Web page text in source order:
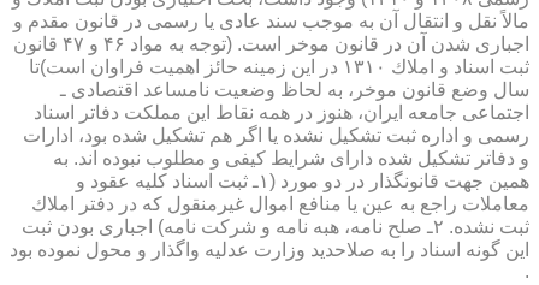
مالاً نقل و انتقال آن به موجب سند عادی یا رسمی در قانون مقدم و
اجباری شدن آن در قانون موخر است. (توجه به مواد ۴۶ و ۴۷ قانون
ثبت اسناد و املاك ۱۳۱۰ در این زمینه حائز اهمیت فراوان است)تا
سال وضع قانون موخر، به لحاظ وضعیت نامساعد اقتصادی ـ
اجتماعی جامعه ایران، هنوز در همه نقاط این مملكت دفاتر اسناد
رسمی و اداره ثبت تشكیل نشده یا اگر هم تشكیل شده بود، ادارات
و دفاتر تشكیل شده دارای شرایط كیفی و مطلوب نبوده اند. به
همین جهت قانونگذار در دو مورد (۱ـ ثبت اسناد كلیه عقود و
معاملات راجع به عین یا منافع اموال غیرمنقول كه در دفتر املاك
ثبت نشده. ۲ـ صلح نامه، هبه نامه و شركت نامه) اجباری بودن ثبت
این گونه اسناد را به صلاحدید وزارت عدلیه واگذار و محول نموده بود
.